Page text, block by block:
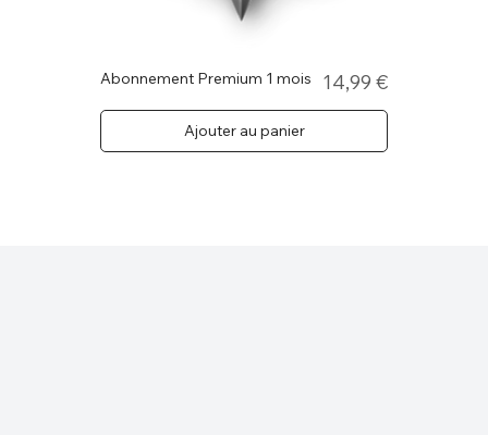
Abonnement Premium 1 mois Prix
14,99 €
Ajouter au panier